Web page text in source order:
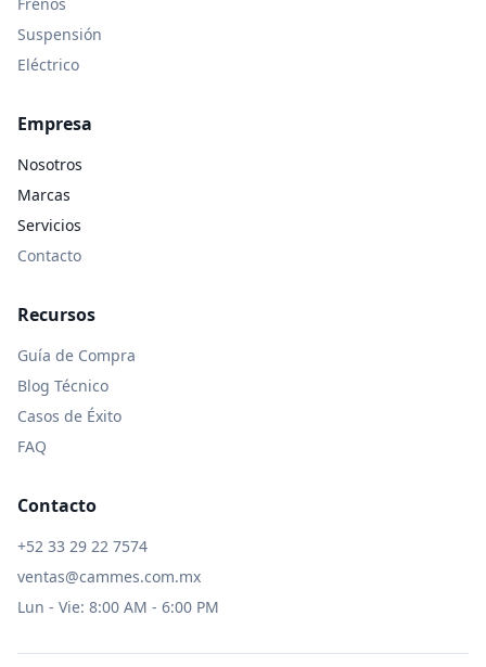
Suspensión
Eléctrico
Empresa
Nosotros
Marcas
Servicios
Contacto
Recursos
Guía de Compra
Blog Técnico
Casos de Éxito
FAQ
Contacto
+52 33 29 22 7574
ventas@cammes.com.mx
Lun - Vie: 8:00 AM - 6:00 PM